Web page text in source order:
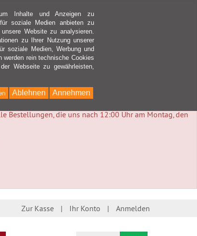
Bestellungen, die uns nach 12:00 Uhr am Montag, den
Zur Kasse Ihr Konto Anmelden
Inhalte und Anzeigen zu
soziale Medien anbieten zu
Website zu analysieren.
zu Ihrer Nutzung unserer
soziale Medien, Werbung und
werden rein technische Cookies
Webseite zu gewährleisten,
Annehmen
Ablehnen